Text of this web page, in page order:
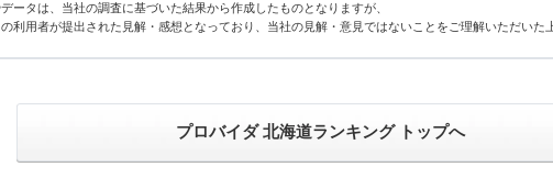
ータは、当社の調査に基づいた結果から作成したものとなりますが、
利用者が提出された見解・感想となっており、当社の見解・意見ではないことをご理解いただいた
プロバイダ 北海道ランキング トップへ